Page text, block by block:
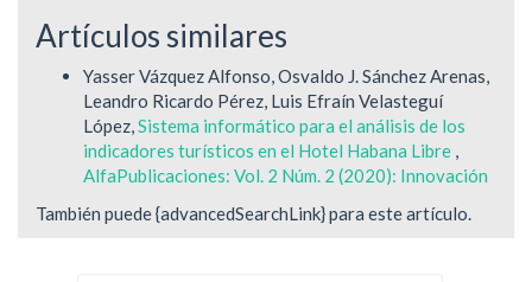
Artículos similares
Yasser Vázquez Alfonso, Osvaldo J. Sánchez Arenas,
Leandro Ricardo Pérez, Luis Efraín Velasteguí
López,Sistema informático para el análisis de los
indicadores turísticos en el Hotel Habana Libre ,
AlfaPublicaciones: Vol. 2 Núm. 2 (2020): Innovación
También puede {advancedSearchLink} para este artículo.